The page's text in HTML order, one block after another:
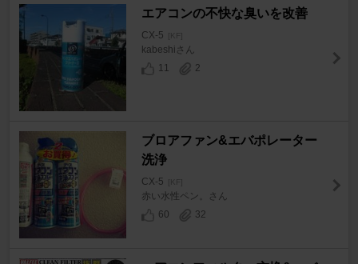
エアコンの不快な臭いを改善
CX-5 [KF]
kabeshiさん
11
2
ブロアファン&エバポレーター
洗浄
CX-5 [KF]
赤い水性ペン。さん
60
32